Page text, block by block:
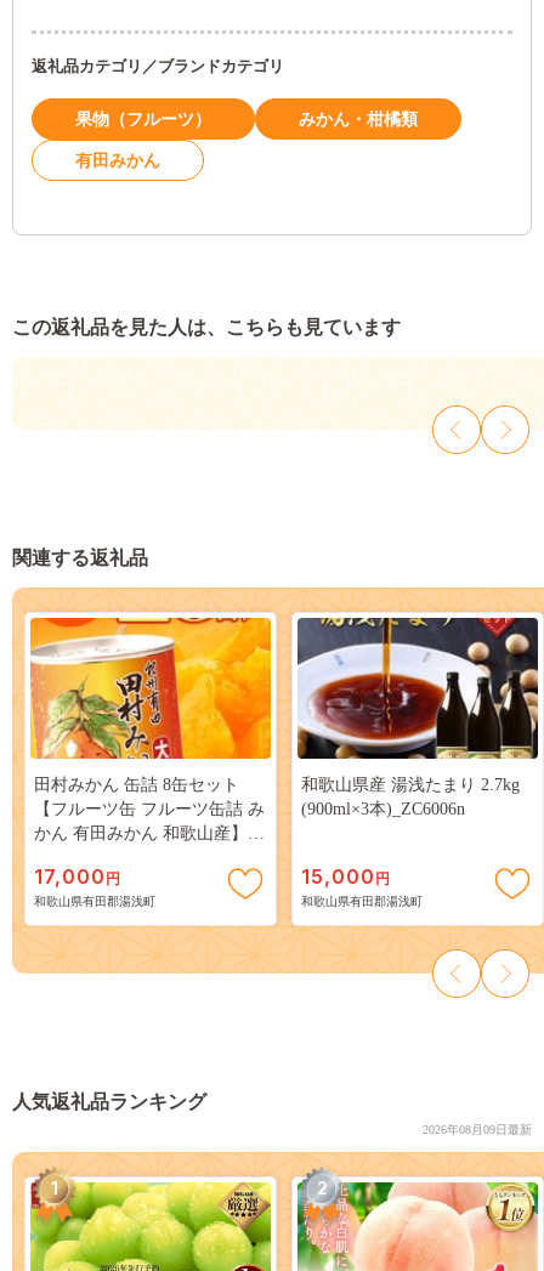
返礼品カテゴリ／ブランドカテゴリ
果物（フルーツ） みかん・柑橘類
有田みかん
この返礼品を見た人は、こちらも見ています
関連する返礼品
田村みかん 缶詰 8缶セット
【フルーツ缶 フルーツ缶詰 み
かん 有田みかん 和歌山産】
17,000 円
和歌山県有田郡湯浅町
和歌山県産 湯浅たまり 2.7kg
(900ml×3本)_ZC6006n
15,000 円
和歌山県有田郡湯浅町
人気返礼品ランキング
2026年08月09日最新
1 2